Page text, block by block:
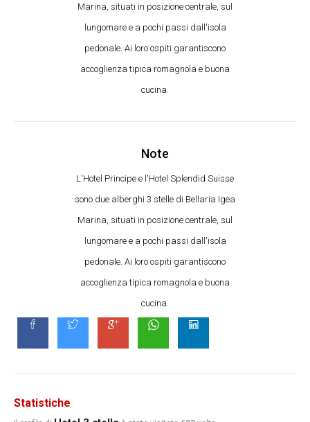
Marina, situati in posizione centrale, sul
lungomare e a pochi passi dall'isola
pedonale. Ai loro ospiti garantiscono
accoglienza tipica romagnola e buona
cucina.
Note
L'Hotel Principe e l'Hotel Splendid Suisse
sono due alberghi 3 stelle di Bellaria Igea
Marina, situati in posizione centrale, sul
lungomare e a pochi passi dall'isola
pedonale. Ai loro ospiti garantiscono
accoglienza tipica romagnola e buona
cucina.
Statistiche